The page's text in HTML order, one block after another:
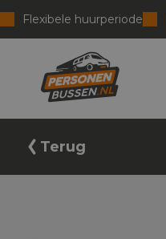
Flexibele huurperiode
Terug